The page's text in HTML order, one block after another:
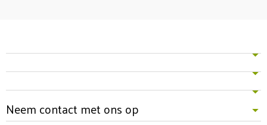
Neem contact met ons op